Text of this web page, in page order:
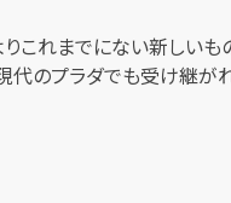
これまでにない新しい
のプラダでも受け継が